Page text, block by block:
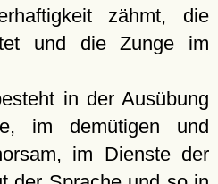
zähmt, die
und die Zunge im
in der Ausübung
im demütigen und
im Dienste der